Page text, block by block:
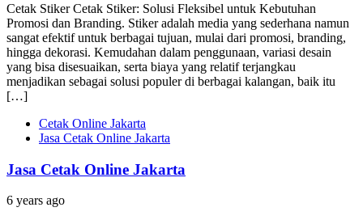
Cetak Stiker Cetak Stiker: Solusi Fleksibel untuk Kebutuhan
Promosi dan Branding. Stiker adalah media yang sederhana namun
sangat efektif untuk berbagai tujuan, mulai dari promosi, branding,
hingga dekorasi. Kemudahan dalam penggunaan, variasi desain
yang bisa disesuaikan, serta biaya yang relatif terjangkau
menjadikan sebagai solusi populer di berbagai kalangan, baik itu
[…]
Cetak Online Jakarta
Jasa Cetak Online Jakarta
Jasa Cetak Online Jakarta
6 years ago